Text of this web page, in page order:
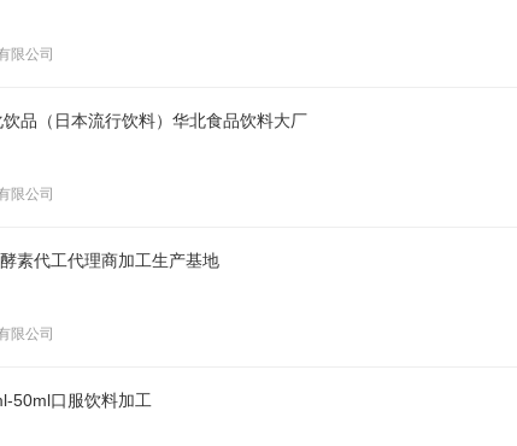
限公司
品（日本流行饮料）华北食品饮料大厂
限公司
素代工代理商加工生产基地
限公司
50ml口服饮料加工